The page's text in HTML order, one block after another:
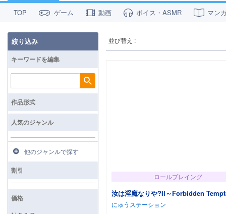
TOP ゲーム 動画 ボイス・ASMR マン
並び替え :
ロールプレイング
汝は淫魔なりや?II～Forbidden
にゅうステーション
絞り込み
キーワードを編集
検索
作品形式
人気のジャンル
他のジャンルで探す
割引
価格